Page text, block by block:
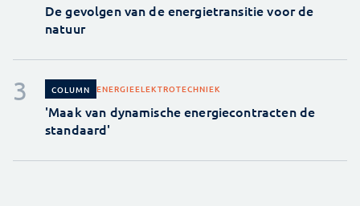
De gevolgen van de energietransitie voor de
natuur
COLUMN ENERGIEELEKTROTECHNIEK
'Maak van dynamische energiecontracten de
standaard'